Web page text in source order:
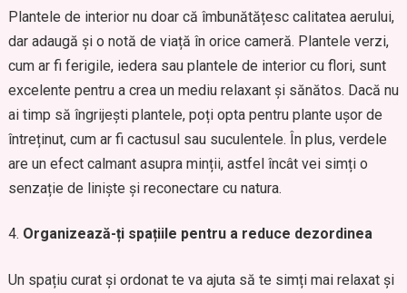
Plantele de interior nu doar că îmbunătățesc calitatea aerului,
dar adaugă și o notă de viață în orice cameră. Plantele verzi,
cum ar fi ferigile, iedera sau plantele de interior cu flori, sunt
excelente pentru a crea un mediu relaxant și sănătos. Dacă nu
ai timp să îngrijești plantele, poți opta pentru plante ușor de
întreținut, cum ar fi cactusul sau suculentele. În plus, verdele
are un efect calmant asupra minții, astfel încât vei simți o
senzație de liniște și reconectare cu natura.
Organizează-ți spațiile pentru a reduce dezordinea
Un spațiu curat și ordonat te va ajuta să te simți mai relaxat și